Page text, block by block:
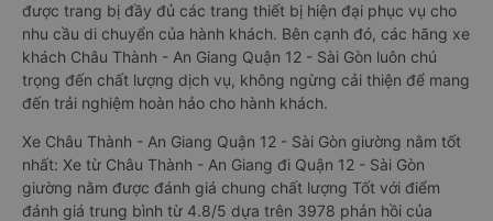
được trang bị đầy đủ các trang thiết bị hiện đại phục vụ cho
nhu cầu di chuyển của hành khách. Bên cạnh đó, các hãng xe
khách Châu Thành - An Giang Quận 12 - Sài Gòn luôn chú
trọng đến chất lượng dịch vụ, không ngừng cải thiện để mang
đến trải nghiệm hoàn hảo cho hành khách.
Xe Châu Thành - An Giang Quận 12 - Sài Gòn giường nằm tốt
nhất: Xe từ Châu Thành - An Giang đi Quận 12 - Sài Gòn
giường nằm được đánh giá chung chất lượng Tốt với điểm
đánh giá trung bình từ 4.8/5 dựa trên 3978 phản hồi của